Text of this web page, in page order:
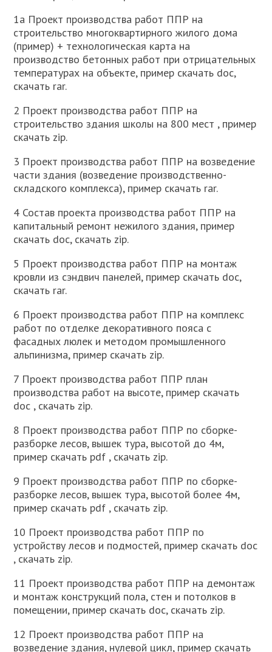
1а Проект производства работ ППР на
строительство многоквартирного жилого дома
(пример) + технологическая карта на
производство бетонных работ при отрицательных
температурах на объекте, пример скачать doc,
скачать rar.
2 Проект производства работ ППР на
строительство здания школы на 800 мест , пример
скачать zip.
3 Проект производства работ ППР на возведение
части здания (возведение производственно-
складского комплекса), пример скачать rar.
4 Состав проекта производства работ ППР на
капитальный ремонт нежилого здания, пример
скачать doc, скачать zip.
5 Проект производства работ ППР на монтаж
кровли из сэндвич панелей, пример скачать doc,
скачать rar.
6 Проект производства работ ППР на комплекс
работ по отделке декоративного пояса с
фасадных люлек и методом промышленного
альпинизма, пример скачать zip.
7 Проект производства работ ППР план
производства работ на высоте, пример скачать
doc , скачать zip.
8 Проект производства работ ППР по сборке-
разборке лесов, вышек тура, высотой до 4м,
пример скачать pdf , скачать zip.
9 Проект производства работ ППР по сборке-
разборке лесов, вышек тура, высотой более 4м,
пример скачать pdf , скачать zip.
10 Проект производства работ ППР по
устройству лесов и подмостей, пример скачать doc
, скачать zip.
11 Проект производства работ ППР на демонтаж
и монтаж конструкций пола, стен и потолков в
помещении, пример скачать doc, скачать zip.
12 Проект производства работ ППР на
возведение здания, нулевой цикл, пример скачать